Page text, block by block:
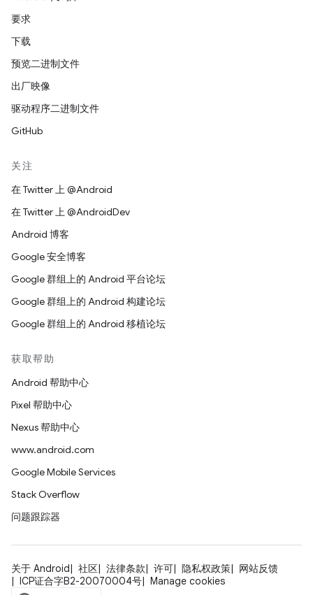
要求
下载
预览二进制文件
出厂映像
驱动程序二进制文件
GitHub
关注
在 Twitter 上 @Android
在 Twitter 上 @AndroidDev
Android 博客
Google 安全博客
Google 群组上的 Android 平台论坛
Google 群组上的 Android 构建论坛
Google 群组上的 Android 移植论坛
获取帮助
Android 帮助中心
Pixel 帮助中心
Nexus 帮助中心
www.android.com
Google Mobile Services
Stack Overflow
问题跟踪器
关于 Android 社区 法律条款 许可 隐私权政策
网站反馈
ICP证合字B2-20070004号
Manage cookies